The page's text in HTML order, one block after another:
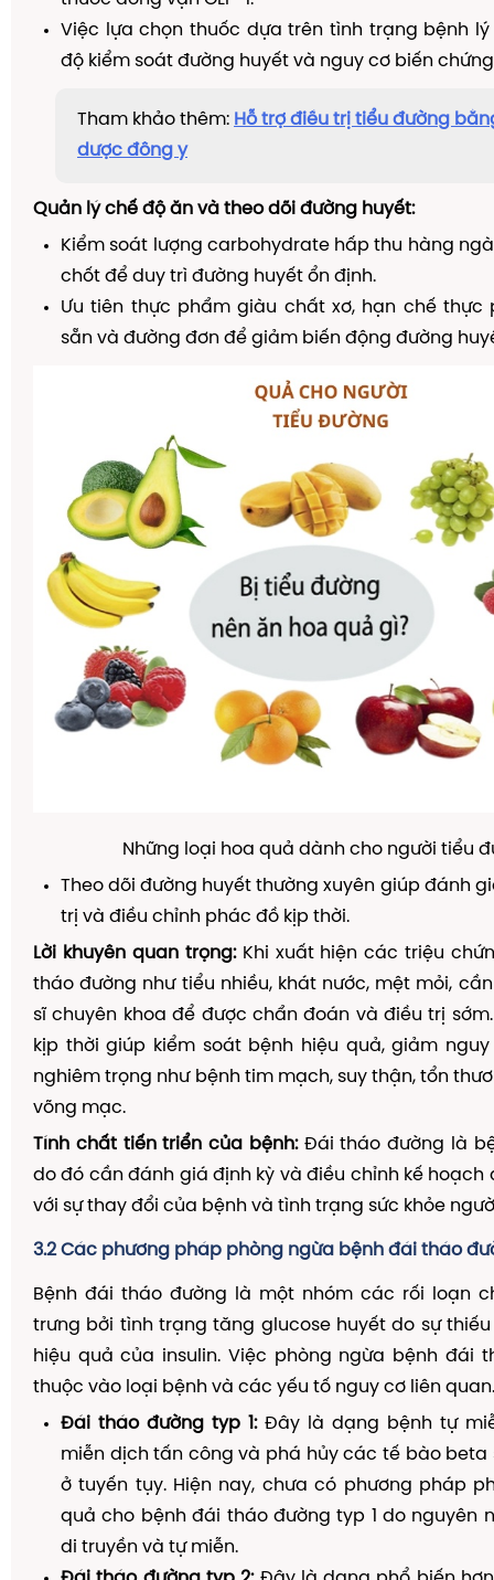
Việc lựa chọn thuốc dựa trên tình trạng bệnh lý
độ kiểm soát đường huyết và nguy cơ biến
Tham khảo thêm: Hỗ trợ điều trị tiểu đường
dược đông y
Quản lý chế độ ăn và theo dõi đường huyết:
Kiểm soát lượng carbohydrate hấp thu hàng
chốt để duy trì đường huyết ổn định.
Ưu tiên thực phẩm giàu chất xơ, hạn chế thực
sẵn và đường đơn để giảm biến động đường
Những loại hoa quả dành cho người tiểu
Theo dõi đường huyết thường xuyên giúp đánh
trị và điều chỉnh phác đồ kịp thời.
Lời khuyên quan trọng:Khi xuất hiện các triệu
tháo đường như tiểu nhiều, khát nước, mệt mỏi,
sĩ chuyên khoa để được chẩn đoán và điều trị
kịp thời giúp kiểm soát bệnh hiệu quả, giảm
nghiêm trọng như bệnh tim mạch, suy thận, tổn
võng mạc.
Tính chất tiến triển của bệnh:Đái tháo đường là
do đó cần đánh giá định kỳ và điều chỉnh kế hoạch
với sự thay đổi của bệnh và tình trạng sức khỏe
3.2 Các phương pháp phòng ngừa bệnh đái tháo
Bệnh đái tháo đường là một nhóm các rối loạn
trưng bởi tình trạng tăng glucose huyết do sự
hiệu quả của insulin. Việc phòng ngừa bệnh đái
thuộc vào loại bệnh và các yếu tố nguy cơ liên
Đái tháo đường typ 1:Đây là dạng bệnh tự
miễn dịch tấn công và phá hủy các tế bào beta
ở tuyến tụy. Hiện nay, chưa có phương pháp
quả cho bệnh đái tháo đường typ 1 do nguyên
di truyền và tự miễn.